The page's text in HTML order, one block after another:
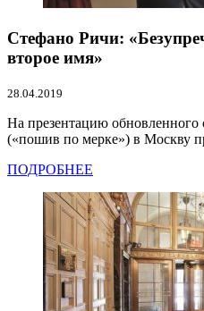
Стефано Ричи:
второе имя»
28.04.2019
На презентацию обновленного
(«пошив по мерке») в Москву
ПОДРОБНЕЕ